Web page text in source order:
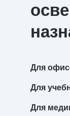
Для
Для
Для